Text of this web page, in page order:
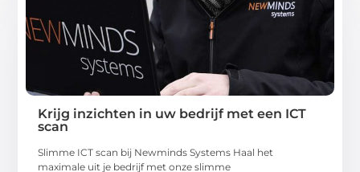
Krijg inzichten in uw bedrijf met een ICT
scan
Slimme ICT scan bij Newminds Systems Haal het
maximale uit je bedrijf met onze slimme